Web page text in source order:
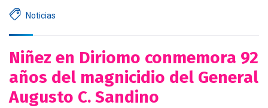
Noticias
Niñez en Diriomo conmemora 92
años del magnicidio del General
Augusto C. Sandino